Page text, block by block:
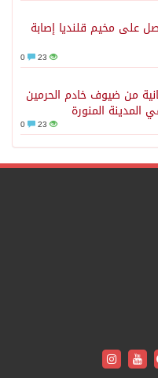
على مخيم قلنديا إصابة
23
من ضيوف خادم الحرمين
المدينة المنورة
23